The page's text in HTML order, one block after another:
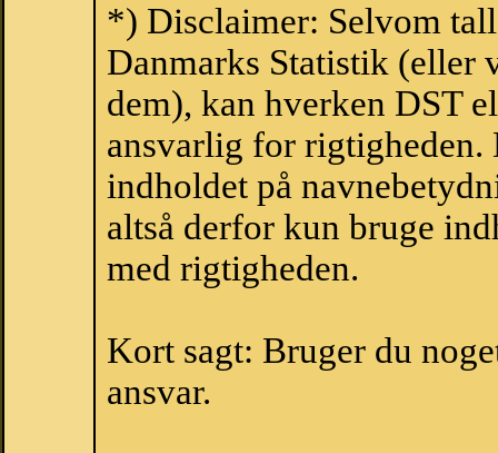
*) Disclaimer: Selvom
Danmarks Statistik (eller
dem), kan hverken DST
ansvarlig for
indholdet på
altså derfor kun bruge
med rigtigheden.
Kort sagt: Bruger du
ansvar.